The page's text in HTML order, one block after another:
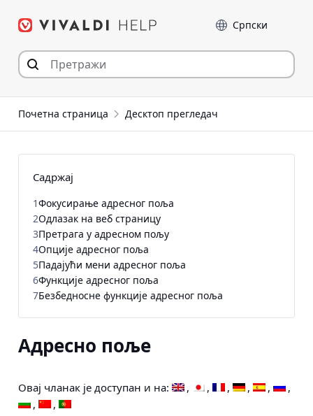
Језик
Почетна страница Десктоп прегледач
Адресно поље
Овај чланак је доступан и на:
Садржај
1Фокусирање адресног поља
2Одлазак на веб страницу
3Претрага у адресном пољу
4Опције адресног поља
5Падајући мени адресног поља
6Функције адресног поља
7Безбедносне функције адресног поља